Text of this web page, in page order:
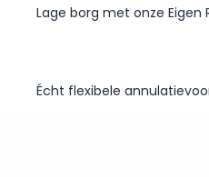
Lage borg met onze Eigen
Écht flexibele